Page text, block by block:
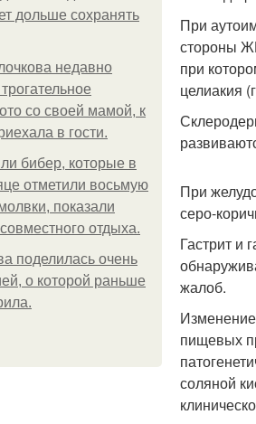
дольше сохранять
недавно
со своей мамой, к
в гости.
бибер, которые в
отметили восьмую
показали
отдыха.
поделилась очень
о которой раньше
При
стороны
при
целиакия
При
серо-
Гастрит и
жалоб.
пищевых
соляной